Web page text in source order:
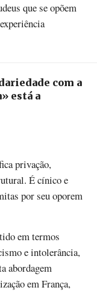
que se opõem
com a
está a
privação,
É cínico e
por seu oporem
em termos
e intolerância,
abordagem
em França,